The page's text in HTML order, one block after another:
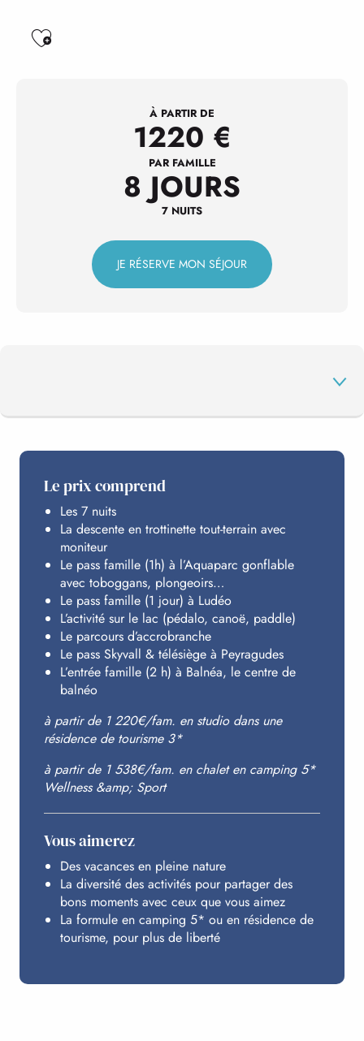
Ajouter aux favoris
À PARTIR DE
1220 €
PAR FAMILLE
8 JOURS
7 NUITS
JE RÉSERVE MON SÉJOUR
BALNÉA
HÉBERGEMENT
INFOS PRATIQUES
Le prix comprend
Les 7 nuits
La descente en trottinette tout-terrain avec
moniteur
Le pass famille (1h) à l’Aquaparc gonflable
avec toboggans, plongeoirs…
Le pass famille (1 jour) à Ludéo
L’activité sur le lac (pédalo, canoë, paddle)
Le parcours d’accrobranche
Le pass Skyvall & télésiège à Peyragudes
L’entrée famille (2 h) à Balnéa, le centre de
balnéo
à partir de 1 220€/fam. en studio dans une
résidence de tourisme 3*
à partir de 1 538€/fam. en chalet en camping 5*
Wellness &amp; Sport
Vous aimerez
Des vacances en pleine nature
La diversité des activités pour partager des
bons moments avec ceux que vous aimez
La formule en camping 5* ou en résidence de
tourisme, pour plus de liberté